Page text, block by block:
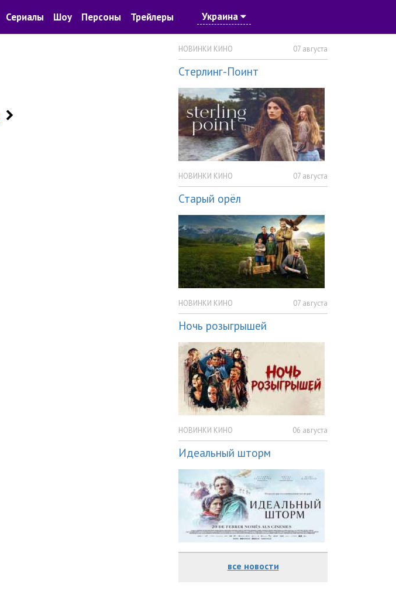
Сериалы Шоу Персоны Трейлеры Украина
НОВИНКИ КИНО 07 августа
Стерлинг-Поинт
НОВИНКИ КИНО 07 августа
Старый орёл
НОВИНКИ КИНО 07 августа
Ночь розыгрышей
НОВИНКИ КИНО 06 августа
Идеальный шторм
все новости